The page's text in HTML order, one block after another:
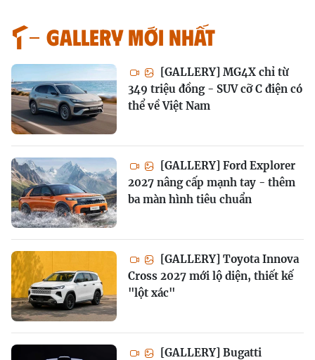
GALLERY MỚI NHẤT
[GALLERY] MG4X chỉ từ
349 triệu đồng - SUV cỡ C điện có
thể về Việt Nam
[GALLERY] Ford Explorer
2027 nâng cấp mạnh tay - thêm
ba màn hình tiêu chuẩn
[GALLERY] Toyota Innova
Cross 2027 mới lộ diện, thiết kế
"lột xác"
[GALLERY] Bugatti